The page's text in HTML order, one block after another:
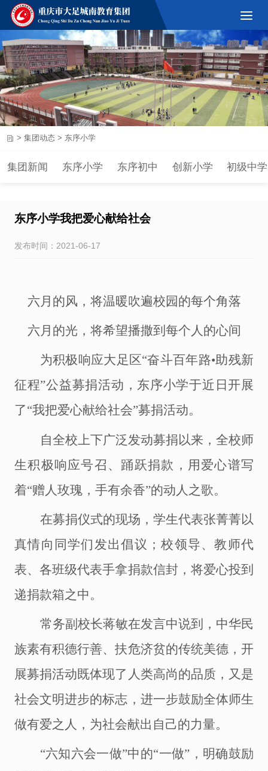
集团新闻 东序小学 东序初中 创新小学 初级中学
> 集团动态> 东序小学
东序小学我把爱心献给社会
发布时间：2021-06-17
六月的风，将温暖吹遍校园的每个角落
六月的光，将希望播撒到每个人的心间
为积极响应大足区“奋斗百年路•助残新
征程”公益募捐活动，东序小学于近日开展
了“我把爱心献给社会”募捐活动。
自全校上下广泛发动募捐以来，全校师
生积极响应号召、踊跃捐款，用爱心谱写
着“赠人玫瑰，手有余香”的动人之歌。
在募捐仪式的现场，学生代表张菁菁以
真情向同学们发出倡议；校领导、教师代
表、各班级代表手拿捐款信封，将爱心投到
递捐款箱之中。
常务副校长蒋敏在发言中说到，中华民
族素有积德行善、扶危济贫的传统美德，开
展募捐活动既体现了人类高尚的品质，又是
社会文明进步的标志，进一步鼓励全体师生
做有爱之人，为社会献出自己的力量。
“六知六会一做”中的“一做”，明确鼓励